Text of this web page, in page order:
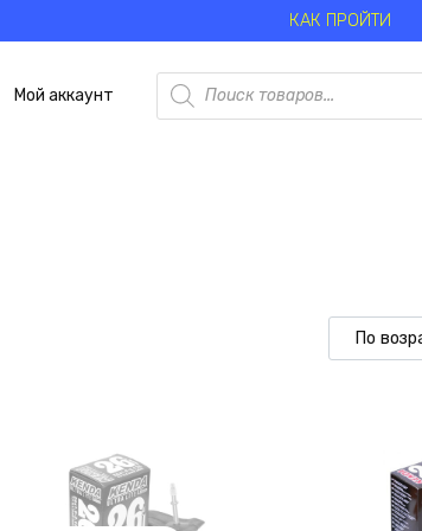
КАК ПРОЙТИ
Мой аккаунт
Поиск
товаров